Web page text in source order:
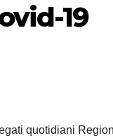
19
quotidiani